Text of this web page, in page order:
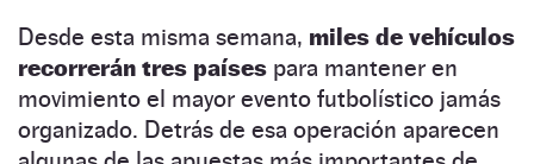
Desde esta misma semana, miles de vehículos
recorrerán tres países para mantener en
movimiento el mayor evento futbolístico jamás
organizado. Detrás de esa operación aparecen